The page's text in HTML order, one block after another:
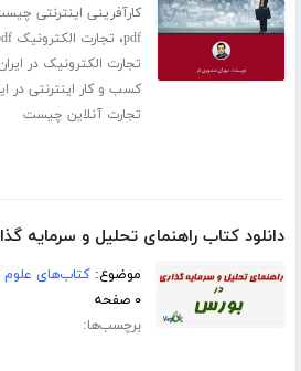
کارآفرینی اینترنتی
pdf، تجارت الکترونیک pdf
تجارت الکترونیک در
کسب و کار اینترنتی در
تجارت آنلاین چیست
دانلود کتاب راهنمای تحلیل و سرمایه
موضوع:کتاب‌های علوم
۰ صفحه
برچسب‌ها: